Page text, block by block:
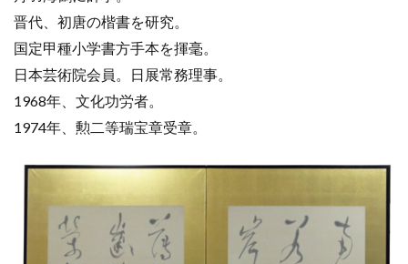
晋代、初唐の楷書を研究。
国定甲種小学書方手本を揮毫。
日本芸術院会員。日展常務理事。
1968年、文化功労者。
1974年、勲二等瑞宝章受章。